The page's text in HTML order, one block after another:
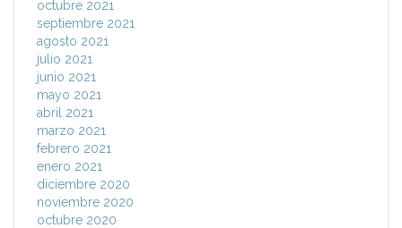
octubre 2021
septiembre 2021
agosto 2021
julio 2021
junio 2021
mayo 2021
abril 2021
marzo 2021
febrero 2021
enero 2021
diciembre 2020
noviembre 2020
octubre 2020